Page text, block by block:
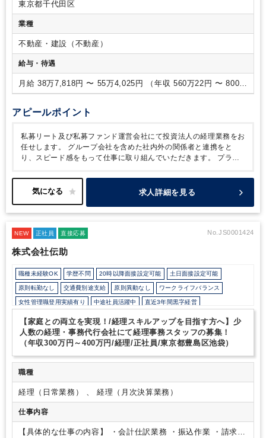
東京都千代田区
業種
不動産・建設（不動産）
給与・待遇
月給 38万7,818円 〜 55万4,025円 （年収 560万22円 〜 800万
22円）
アピールポイント
私募リート及び私募ファンド運営会社にて投資法人の経理業務をお
任せします。
グループ会社を含めた社内外の関係者と連携をと
り、スピード感をもって仕事に取り組んでいただきます。
プライ
法人経理やライセンス管理に関わる仕事からスタートいただき、
将来的には財務の資金調達やIR業務等へキャリアアップいただく
てスキルアップしてもらえます！
求人詳細を見る
NEW 正社員 直接応募 No.JS0001424
株式会社伝助
職種未経験OK 学歴不問 20時以降面接設定可能 土日面接設定可能
原則転勤なし 交通費別途支給 原則異動なし ワークライフバランス
女性管理職登用実績有り 中途社員活躍中 直近3年間黒字経営
在宅ワーク制度あり 残業20時間未満 所定労働時間8時間未満
オフィスカジュアルOK 少人数の職場（所属部門の人数3人以下）
研修・資格取得支援 土日祝休み 完全週休2日制 年間休日120日以上
【家庭との両立を実現！/経理スキルアップを目指す方へ】少
人数の経理・事務代行会社にて経理事務スタッフの募集！
（年収300万円～400万円/経理/正社員/東京都豊島区池袋）
職種
経理（日常業務） 、 経理（月次決算業務）
仕事内容
【具体的な仕事の内容】 ・会計仕訳業務 ・振込作業 ・請求書